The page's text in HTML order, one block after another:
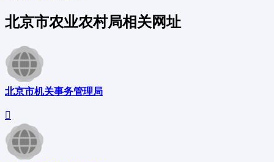
北京市农业农村局相关网址
北京市机关事务管理局